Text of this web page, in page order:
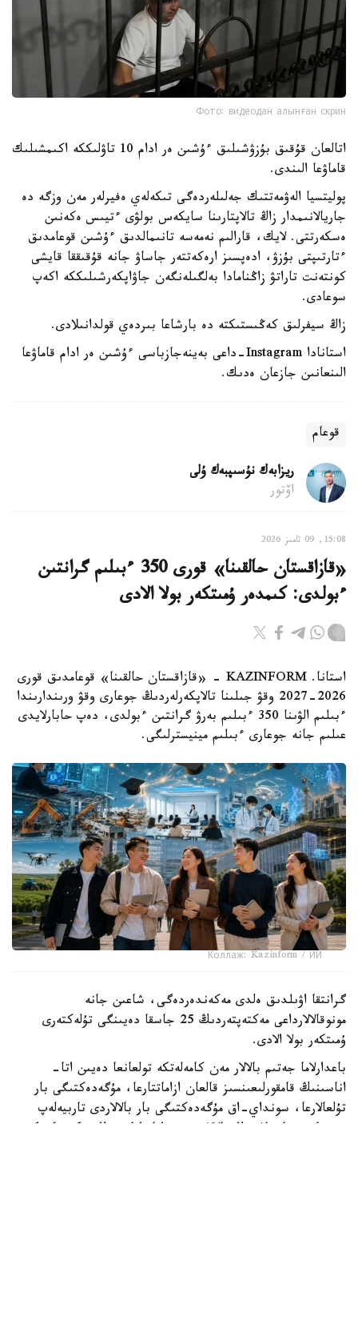
Фото: видеодан алынған скрин
اتالعان قۇقىق بۇزۋشىلىق ءۇشىن ەر ادام 10 تاۋلىككە اكىمشىلىك
قاماۋعا الىندى.
پوليتسيا الەۋمەتتىك جەلىلەردەگى تىكەلەي ەفيرلەر مەن وزگە دە
جاريالانىمدار زاڭ تالاپتارىنا سايكەس بولۋى ءتيىس ەكەنىن
ەسكەرتتى. لايك، قارالىم نەمەسە تانىمالدىق ءۇشىن قوعامدىق
ءتارتىپتى بۇزۋ، ادەپسىز ارەكەتتەر جاساۋ جانە قۇقىققا قايشى
كونتەنت تاراتۋ زاڭنامادا بەلگىلەنگەن جاۋاپكەرشىلىككە اكەپ
سوعادى.
زاڭ سيفرلىق كەڭىستىكتە دە بارشاعا بىردەي قولدانىلادى.
استانادا Instagram-داعى بەينەجازباسى ءۇشىن ەر ادام قاماۋعا
الىنعانىن جازعان ەدىك.
قوعام
ريزابەك نۇسىپبەك ۇلى
اۆتور
15:08, 09 تامىز 2026
«قازاقستان حالقىنا» قورى 350 ءبىلىم گرانتىن
ءبولدى: كىمدەر ۇمىتكەر بولا الادى
استانا. KAZINFORM - «قازاقستان حالقىنا» قوعامدىق قورى
2026-2027 وقۋ جىلىنا تالاپكەرلەردىڭ جوعارى وقۋ ورىندارىندا
ءبىلىم الۋىنا 350 ءبىلىم بەرۋ گرانتىن ءبولدى، دەپ حابارلايدى
عىلىم جانە جوعارى ءبىلىم مينيسترلىگى.
Коллаж: Kazinform / ИИ
گرانتقا اۋىلدىق ەلدى مەكەندەردەگى، شاعىن جانە
مونوقالالارداعى مەكتەپتەردىڭ 25 جاسقا دەيىنگى تۇلەكتەرى
ۇمىتكەر بولا الادى.
باعدارلاما جەتىم بالالار مەن كامەلەتكە تولعانعا دەيىن اتا-
اناسىنىڭ قامقورلىعىنسىز قالعان ازاماتتارعا، مۇگەدەكتىگى بار
تۇلعالارعا، سونداي-اق مۇگەدەكتىگى بار بالالاردى تاربيەلەپ